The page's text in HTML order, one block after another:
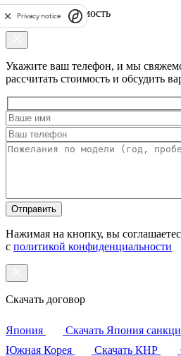
Рассчитать стоимость
Укажите ваш телефон, и мы
рассчитать стоимость и обсудить
Оставьте
это
Нажимая на кнопку, вы
с политикой конфиденциальности
Скачать договор
Япония Скачать Япония
Южная Корея
Скачать КНР
Privacy notice